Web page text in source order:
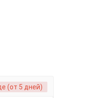
(от 5 дней)